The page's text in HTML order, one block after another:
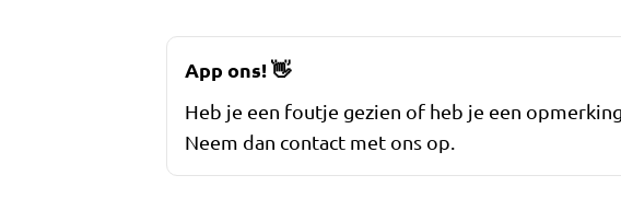
App ons!👋
Heb je een foutje gezien of heb je een
Neem dan contact met ons op.